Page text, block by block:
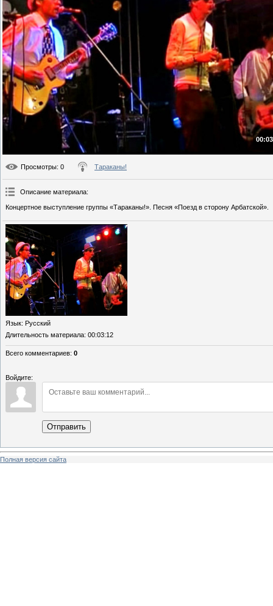
Просмотры: 0 Тараканы!
Описание материала:
Концертное выступление группы «Тараканы!». Песня «Поезд в сторону Арбатской».
Язык: Русский
Длительность материала: 00:03:12
Всего комментариев: 0
Войдите:
Отправить
Полная версия сайта